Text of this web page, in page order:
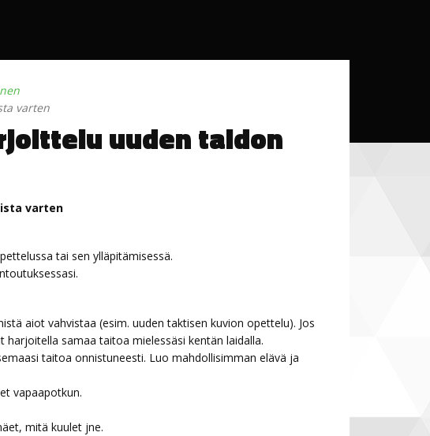
varten
uuden taidon
varten
tai sen ylläpitämisessä.
aiot vahvistaa (esim. uuden taktisen kuvion opettelu). Jos
samaa taitoa mielessäsi kentän laidalla.
taitoa onnistuneesti. Luo mahdollisimman elävä ja
vapaapotkun.
mitä kuulet jne.